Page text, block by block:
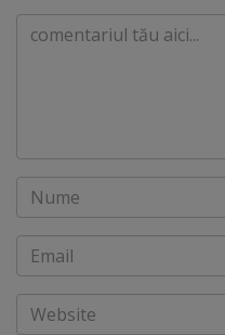
Comentariu
Nume
Email
Website